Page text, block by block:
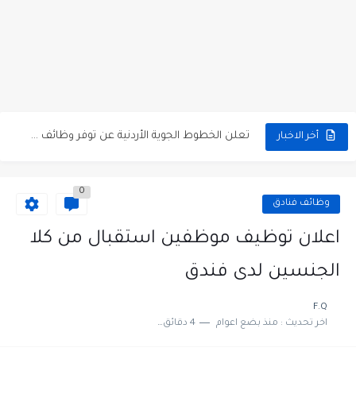
أخر الاخبار تعلن الخطوط الجوية الأردنية عن توفر وظائف شاغرة لمضيفي طيران
مطلوب عامل نظافة عدد 2 بدوام كامل او جزئي في... وظائف فنادق
0
اعلان توظيف موظفين استقبال من كلا
الجنسين لدى فندق
F.Q
اخر تحديث : منذ بضع اعوام 4 دقائق للقراءة